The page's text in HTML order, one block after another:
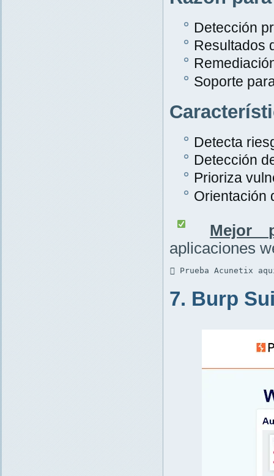
Detección
Resultados
Soporte
Detecta
Detección
Prioriza
Orientación
Mejor
aplicaciones
 Prueba Acunetix
7. Burp